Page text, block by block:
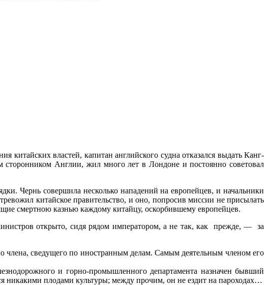
властей, капитан английского судна отказался выдать Канг-
Англии, жил много лет в Лондоне и постоянно советовал
Чернь совершила несколько нападений на европейцев, и начальники
китайское правительство, и оно, попросив миссии не присылать
смертною казнью каждому китайцу, оскорбившему европейцев.
открыто, сидя рядом императором, а не так, как прежде, — за
члена, сведущего по иностранным делам. Самым деятельным членом его
и горно-промышленного департамента назначен бывший
никакими плодами культуры; между прочим, он не ездит на пароходах…